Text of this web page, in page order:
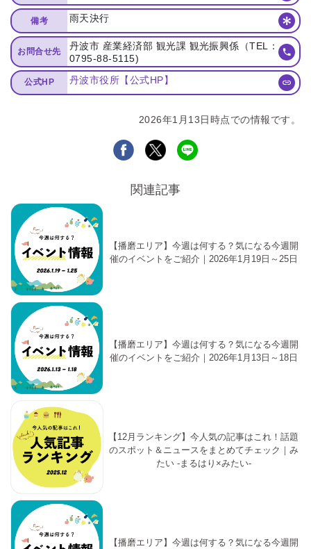
備考 雨天決行
お問合せ先
丹波市 産業経済部 観光課 観光振興係（TEL：
0795-88-5115)
公式HP 丹波市役所【公式HP】
2026年1月13日時点での情報です。
関連記事
【播磨エリア】今週は何する？気になる今週開
催のイベントをご紹介｜2026年1月19日～25日
【播磨エリア】今週は何する？気になる今週開
催のイベントをご紹介｜2026年1月13日～18日
【12月ランキング】今人気の記事はこれ！話題
のスポット＆ニュースをまとめてチェック｜み
たい -まるはり×みたい-
【播磨エリア】今週は何する？気になる今週開